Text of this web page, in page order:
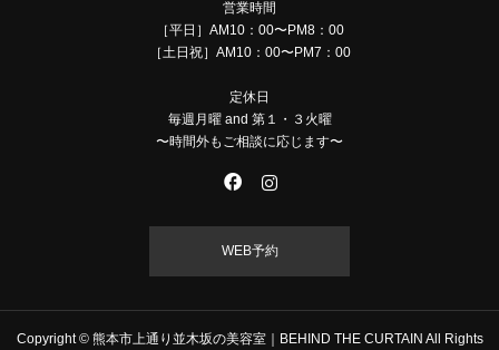
営業時間
［平日］AM10：00〜PM8：00
［土日祝］AM10：00〜PM7：00
定休日
毎週月曜 and 第１・３火曜
〜時間外もご相談に応じます〜
WEB予約
Copyright © 熊本市上通り並木坂の美容室｜BEHIND THE CURTAIN All Rights